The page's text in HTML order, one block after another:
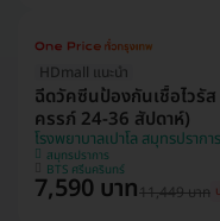
HDmall แนะนำ
ฉีดวัคซีนป้องกันเชื้อไวรั
ครรภ์ 24-36 สัปดาห์)
โรงพยาบาลเปาโล สมุทรปราการ
สมุทรปราการ
BTS ศรีนครินทร์
7,590 บาท11,449 บาท